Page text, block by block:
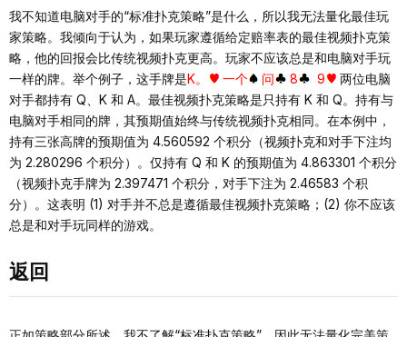
我不知道电脑对手的“标准扑克策略”是什么，所以我无法量化最佳玩
家策略。我倾向于认为，如果玩家遵循给定赔率表的最佳视频扑克策
略，他的回报会比传统视频扑克更高。玩家不应该总是和电脑对手玩
一样的牌。举个例子，这手牌是K。 一个 问 8 9
两位电脑
对手都持有 Q、K 和 A。最佳视频扑克策略是只持有 K 和 Q。持有与
电脑对手相同的牌，其预期值始终与传统视频扑克相同。在本例中，
持有三张高牌的预期值为 4.560592 个积分（视频扑克和对手下注均
为 2.280296 个积分）。仅持有 Q 和 K 的预期值为 4.863301 个积分
（视频扑克手牌为 2.397471 个积分，对手下注为 2.46583 个积
分）。这表明 (1) 对手并不总是遵循最佳视频扑克策略；(2) 你不应该
总是和对手玩同样的游戏。
返回